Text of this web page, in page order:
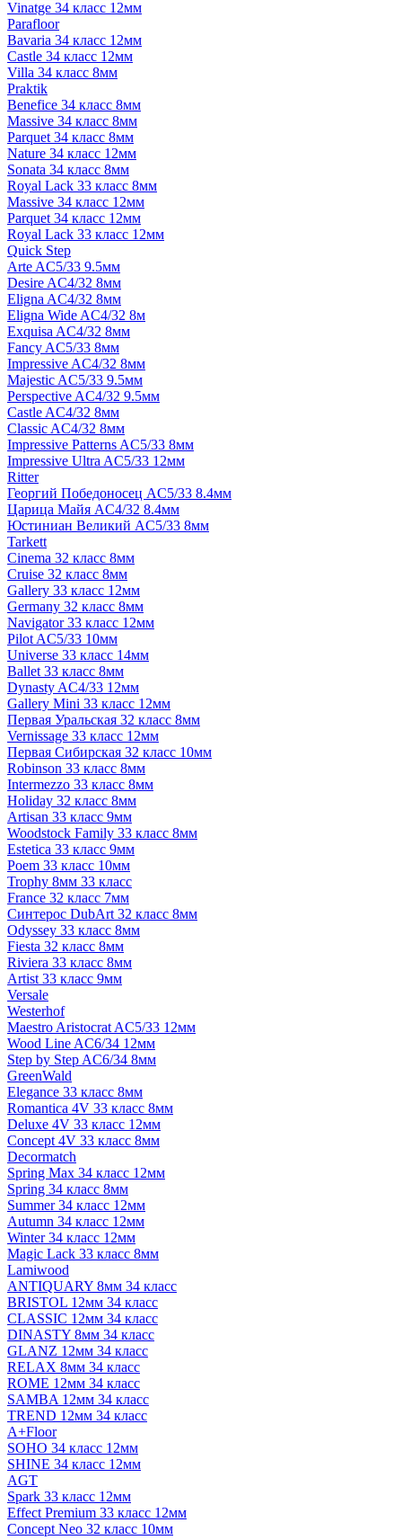
Vinatge 34 класс 12мм
Parafloor
Bavaria 34 класс 12мм
Castle 34 класс 12мм
Villa 34 класс 8мм
Praktik
Benefice 34 класс 8мм
Massive 34 класс 8мм
Parquet 34 класс 8мм
Nature 34 класс 12мм
Sonata 34 класс 8мм
Royal Lack 33 класс 8мм
Massive 34 класс 12мм
Parquet 34 класс 12мм
Royal Lack 33 класс 12мм
Quick Step
Arte AC5/33 9.5мм
Desire AC4/32 8мм
Eligna AC4/32 8мм
Eligna Wide AC4/32 8м
Exquisa AC4/32 8мм
Fancy AC5/33 8мм
Impressive AC4/32 8мм
Majestic AC5/33 9.5мм
Perspective AC4/32 9.5мм
Castle AC4/32 8мм
Classic AC4/32 8мм
Impressive Patterns AC5/33 8мм
Impressive Ultra AC5/33 12мм
Ritter
Георгий Победоносец AC5/33 8.4мм
Царица Майя AC4/32 8.4мм
Юстиниан Великий AC5/33 8мм
Tarkett
Cinema 32 класс 8мм
Cruise 32 класс 8мм
Gallery 33 класс 12мм
Germany 32 класс 8мм
Navigator 33 класс 12мм
Pilot AC5/33 10мм
Universe 33 класс 14мм
Ballet 33 класс 8мм
Dynasty AC4/33 12мм
Gallery Mini 33 класс 12мм
Первая Уральская 32 класс 8мм
Vernissage 33 класс 12мм
Первая Сибирская 32 класс 10мм
Robinson 33 класс 8мм
Intermezzo 33 класс 8мм
Holiday 32 класс 8мм
Artisan 33 класс 9мм
Woodstock Family 33 класс 8мм
Estetica 33 класс 9мм
Poem 33 класс 10мм
Trophy 8мм 33 класс
France 32 класс 7мм
Синтерос DubArt 32 класс 8мм
Odyssey 33 класс 8мм
Fiesta 32 класс 8мм
Riviera 33 класс 8мм
Artist 33 класс 9мм
Versale
Westerhof
Maestro Aristocrat AC5/33 12мм
Wood Line AC6/34 12мм
Step by Step AC6/34 8мм
GreenWald
Elegance 33 класс 8мм
Romantica 4V 33 класс 8мм
Deluxe 4V 33 класс 12мм
Concept 4V 33 класс 8мм
Decormatch
Spring Max 34 класс 12мм
Spring 34 класс 8мм
Summer 34 класс 12мм
Autumn 34 класс 12мм
Winter 34 класс 12мм
Magic Lack 33 класс 8мм
Lamiwood
ANTIQUARY 8мм 34 класс
BRISTOL 12мм 34 класс
CLASSIC 12мм 34 класс
DINASTY 8мм 34 класс
GLANZ 12мм 34 класс
RELAX 8мм 34 класс
ROME 12мм 34 класс
SAMBA 12мм 34 класс
TREND 12мм 34 класс
A+Floor
SOHO 34 класс 12мм
SHINE 34 класс 12мм
AGT
Spark 33 класс 12мм
Effect Premium 33 класс 12мм
Concept Neo 32 класс 10мм